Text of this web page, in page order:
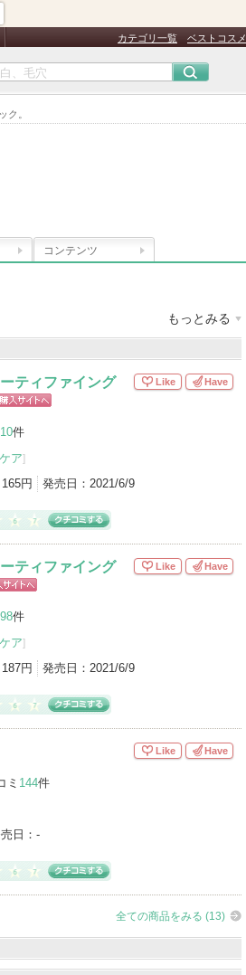
ク。
カテゴリ一覧 ベストコスメ
コンテンツ
もっとみる
ティファイング
イトへ
件
ア]
円 発売日： 2021/6/9
Like Have
ティファイング
トへ
件
ア]
円 発売日： 2021/6/9
Like Have
ミ 144件
日： -
Like Have
全ての商品をみる (13)